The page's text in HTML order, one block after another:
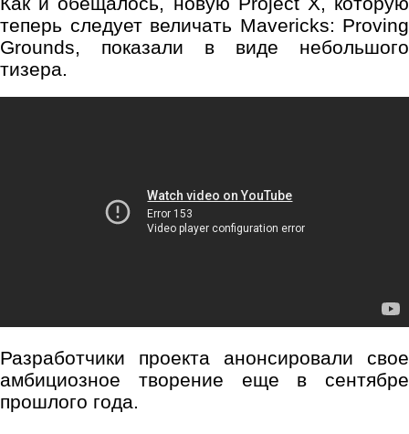
теперь следует величать Mavericks: Proving
Grounds, показали в виде небольшого
тизера.
Разработчики проекта анонсировали свое
амбициозное творение еще в сентябре
прошлого года.